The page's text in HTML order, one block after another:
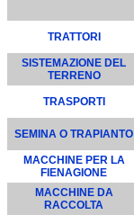
TRATTORI
SISTEMAZIONE DEL
TERRENO
TRASPORTI
SEMINA O TRAPIANTO
MACCHINE PER LA
FIENAGIONE
MACCHINE DA
RACCOLTA